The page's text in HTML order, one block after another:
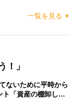
一覧を見る
！」
ないために平時から
ト「資産の棚卸し…